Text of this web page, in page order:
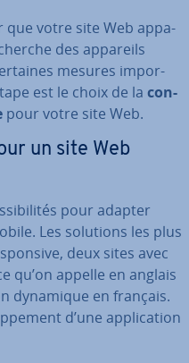
que votre site Web ap­pa­
des appareils
mesures im­por­
est le choix de la con­
pour votre site Web.
un site Web
pour adapter
Les solutions les plus
deux sites avec
qu’on appelle en anglais
dynamique en français.
d’une ap­pli­ca­tion